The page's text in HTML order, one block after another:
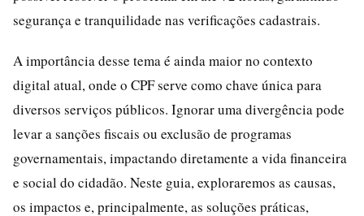
segurança e tranquilidade nas verificações cadastrais.
A importância desse tema é ainda maior no contexto
digital atual, onde o CPF serve como chave única para
diversos serviços públicos. Ignorar uma divergência pode
levar a sanções fiscais ou exclusão de programas
governamentais, impactando diretamente a vida financeira
e social do cidadão. Neste guia, exploraremos as causas,
os impactos e, principalmente, as soluções práticas,